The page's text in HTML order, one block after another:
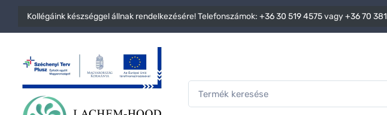
Kollégáink készséggel állnak rendelkezésére! Telefonszámok: +36 30 519 4575vagy+36 70